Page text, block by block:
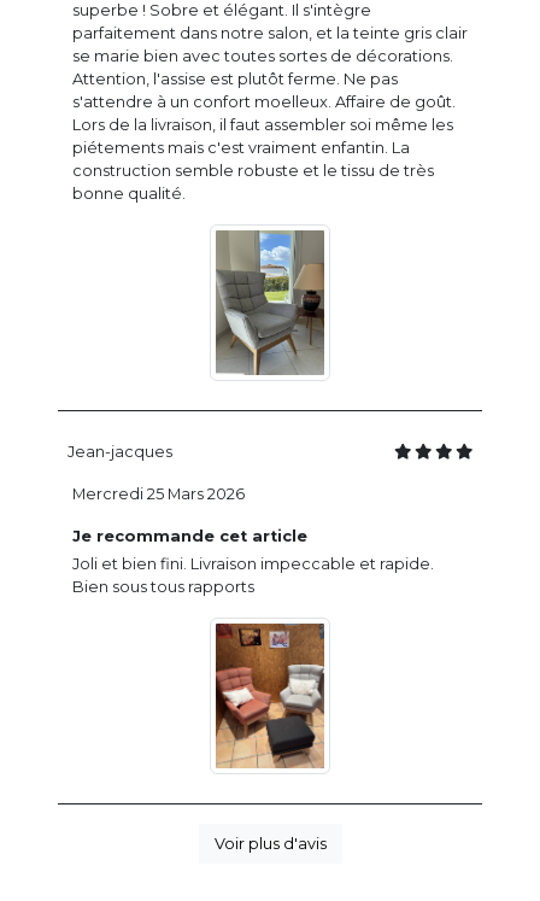
superbe ! Sobre et élégant. Il s'intègre
parfaitement dans notre salon, et la teinte gris clair
se marie bien avec toutes sortes de décorations.
Attention, l'assise est plutôt ferme. Ne pas
s'attendre à un confort moelleux. Affaire de goût.
Lors de la livraison, il faut assembler soi même les
piétements mais c'est vraiment enfantin. La
construction semble robuste et le tissu de très
bonne qualité.
Jean-jacques
Je recommande cet article
Joli et bien fini. Livraison impeccable et rapide.
Bien sous tous rapports
Mercredi 25 Mars 2026
Voir plus d'avis